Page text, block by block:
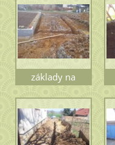
základy na
pergolu